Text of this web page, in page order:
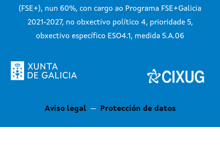
(FSE+), nun 60%, con cargo ao Programa FSE+Galicia
2021-2027, no obxectivo político 4, prioridade 5,
obxectivo específico ESO4.1, medida 5.A.06
Aviso legal— Protección de datos